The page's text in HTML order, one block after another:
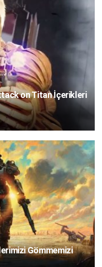
on Titan İçerikleri
Gömmemizi